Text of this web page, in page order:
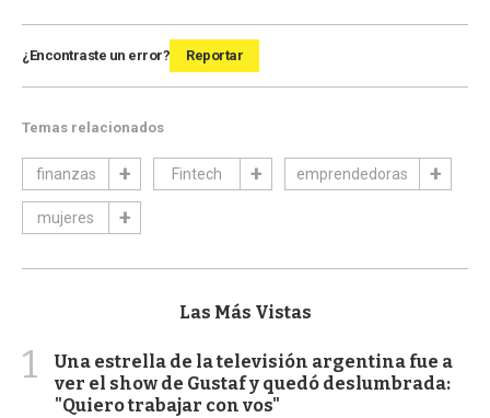
¿Encontraste un error? Reportar
Temas relacionados
finanzas Fintech emprendedoras
mujeres
Las Más Vistas
1
Una estrella de la televisión argentina fue a
ver el show de Gustaf y quedó deslumbrada:
"Quiero trabajar con vos"